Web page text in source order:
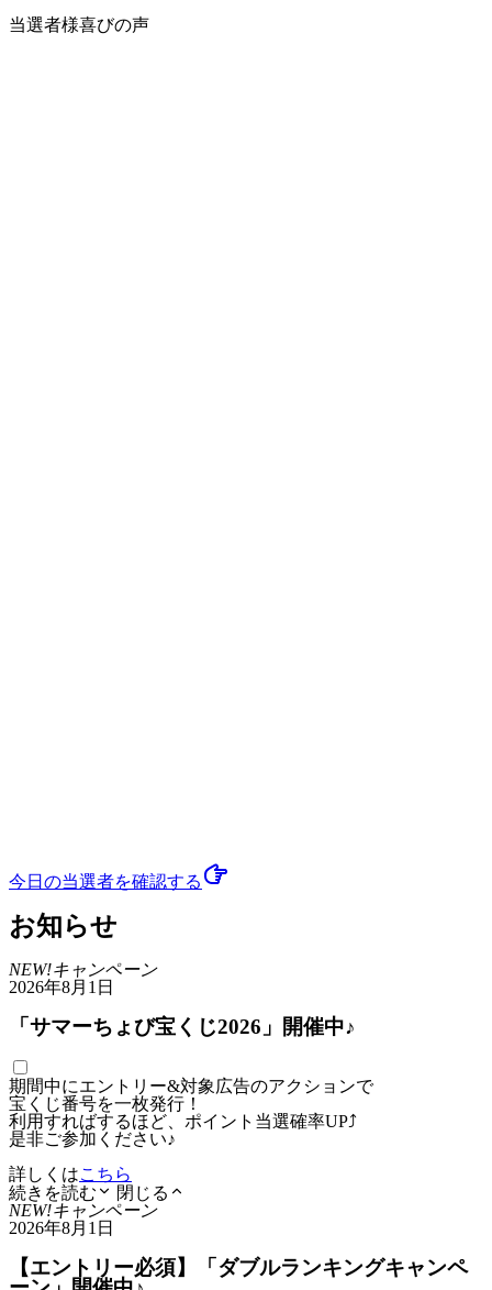
当選者様喜びの声
今日の当選者を確認する
お知らせ
NEW!キャンペーン
2026年8月1日
「サマーちょび宝くじ2026」開催中♪
期間中にエントリー&対象広告のアクションで
宝くじ番号を一枚発行！
利用すればするほど、ポイント当選確率UP⤴
是非ご参加ください♪
詳しくはこちら
続きを読む
閉じる
NEW!キャンペーン
2026年8月1日
【エントリー必須】「ダブルランキングキャンペ